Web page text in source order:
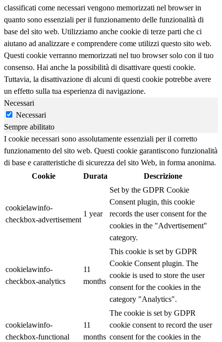
classificati come necessari vengono memorizzati nel browser in
quanto sono essenziali per il funzionamento delle funzionalità di
base del sito web. Utilizziamo anche cookie di terze parti che ci
aiutano ad analizzare e comprendere come utilizzi questo sito web.
Questi cookie verranno memorizzati nel tuo browser solo con il tuo
consenso. Hai anche la possibilità di disattivare questi cookie.
Tuttavia, la disattivazione di alcuni di questi cookie potrebbe avere
un effetto sulla tua esperienza di navigazione.
Necessari
Necessari
Sempre abilitato
I cookie necessari sono assolutamente essenziali per il corretto
funzionamento del sito web. Questi cookie garantiscono funzionalità
di base e caratteristiche di sicurezza del sito Web, in forma anonima.
Cookie
Durata Descrizione
cookielawinfo-
checkbox-advertisement
1 year
Set by the GDPR Cookie
Consent plugin, this cookie
records the user consent for the
cookies in the "Advertisement"
category.
cookielawinfo-
checkbox-analytics
11
months
This cookie is set by GDPR
Cookie Consent plugin. The
cookie is used to store the user
consent for the cookies in the
category "Analytics".
cookielawinfo-
checkbox-functional
11
months
The cookie is set by GDPR
cookie consent to record the user
consent for the cookies in the